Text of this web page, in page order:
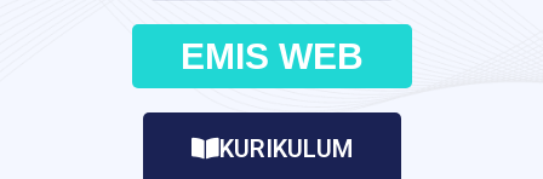
EMIS WEB
KURIKULUM